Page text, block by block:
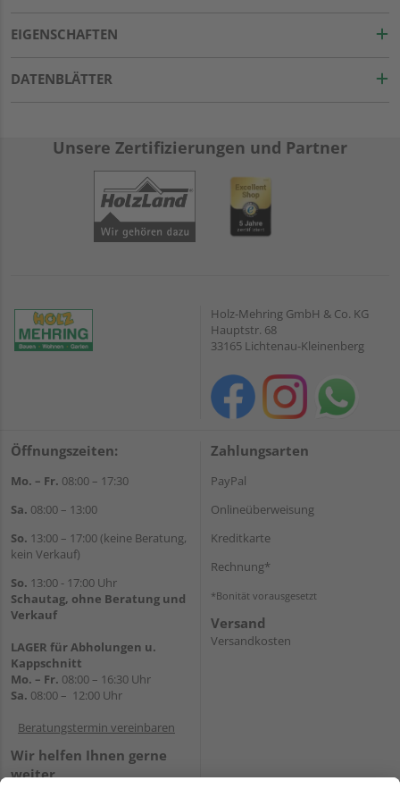
EIGENSCHAFTEN
DATENBLÄTTER
Unsere Zertifizierungen und Partner
Holz-Mehring GmbH & Co. KG
Hauptstr. 68
33165 Lichtenau-Kleinenberg
Öffnungszeiten:
Mo. – Fr. 08:00 – 17:30
Sa. 08:00 – 13:00
So. 13:00 – 17:00 (keine Beratung,
kein Verkauf)
So. 13:00 - 17:00 Uhr
Schautag, ohne Beratung und
Verkauf
LAGER für Abholungen u.
Kappschnitt
Mo. – Fr. 08:00 – 16:30 Uhr
Sa. 08:00 – 12:00 Uhr
Beratungstermin vereinbaren
Wir helfen Ihnen gerne
weiter
Zahlungsarten
PayPal
Onlineüberweisung
Kreditkarte
Rechnung*
*Bonität vorausgesetzt
Versand
Versandkosten